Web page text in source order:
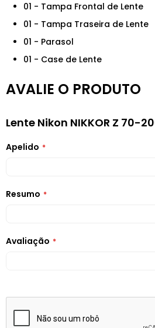
01 - Tampa Frontal de Lente
01 - Tampa Traseira de Lente
01 - Parasol
01 - Case de Lente
AVALIE O PRODUTO
Lente Nikon NIKKOR Z 70-
Apelido
Resumo
Avaliação